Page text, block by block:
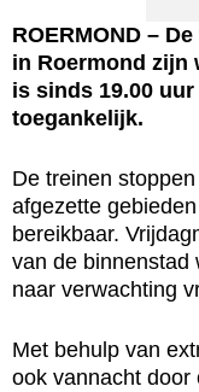
ROERMOND –
in Roermond zijn
is sinds 19.00
toegankelijk.
De treinen
afgezette
bereikbaar.
van de binnenstad
naar verwachting
Met behulp van
ook vannacht door